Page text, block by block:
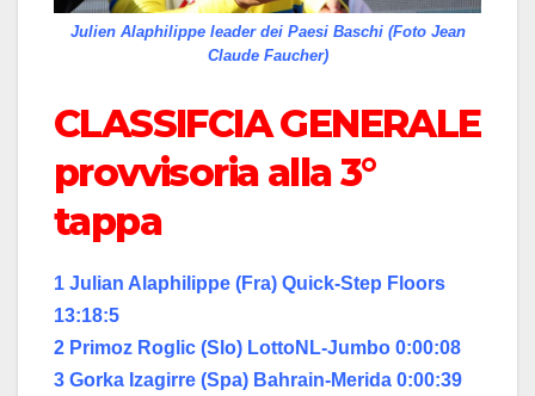
Julien Alaphilippe leader dei Paesi Baschi (Foto Jean
Claude Faucher)
CLASSIFCIA GENERALE
provvisoria alla 3°
tappa
1 Julian Alaphilippe (Fra) Quick-Step Floors
13:18:5
2 Primoz Roglic (Slo) LottoNL-Jumbo 0:00:08
3 Gorka Izagirre (Spa) Bahrain-Merida 0:00:39